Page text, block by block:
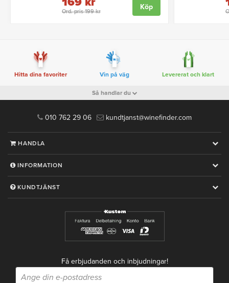
Ord. pris 199 kr
Köp
Hitta dina favoriter Vin på väg Levererat och klart
Så handlar du
010 762 29 06 kundtjanst@winefinder.com
HANDLA
INFORMATION
KUNDTJÄNST
Få erbjudanden och inbjudningar!